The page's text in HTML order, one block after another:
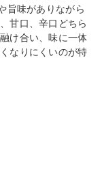
旨味がありながら
甘口、辛口どちら
け合い、味に一体
なりにくいのが特